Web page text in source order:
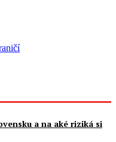
a na aké riziká si